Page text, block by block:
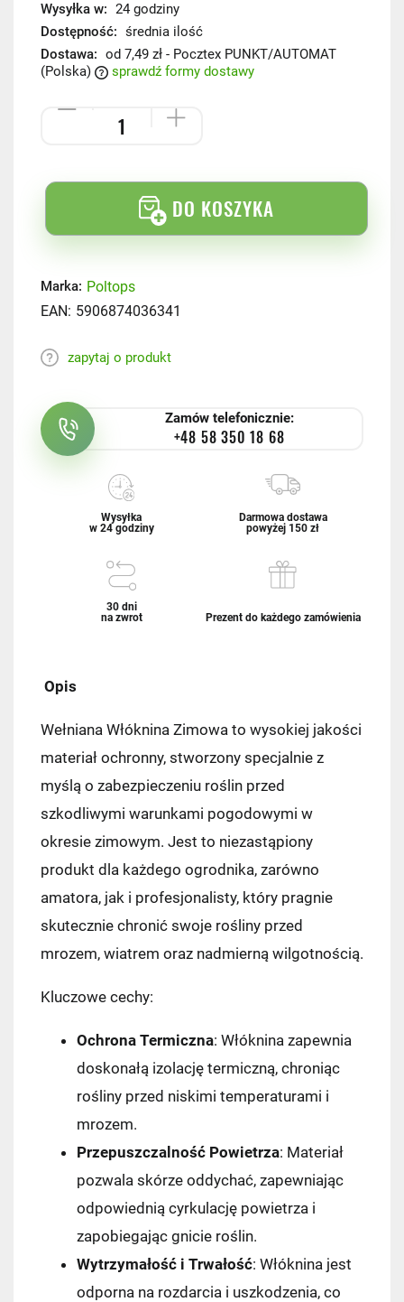
Wysyłka w: 24 godziny
Dostępność: średnia ilość
Dostawa: od 7,49 zł - Pocztex PUNKT/AUTOMAT
(Polska)
sprawdź formy dostawy
DO KOSZYKA
Marka: Poltops
EAN: 5906874036341
zapytaj o produkt
Zamów telefonicznie:
+48 58 350 18 68
Wysyłka
w 24 godziny
Darmowa dostawa
powyżej 150 zł
30 dni
na zwrot
Prezent do każdego zamówienia
Opis
Wełniana Włóknina Zimowa to wysokiej jakości
materiał ochronny, stworzony specjalnie z
myślą o zabezpieczeniu roślin przed
szkodliwymi warunkami pogodowymi w
okresie zimowym. Jest to niezastąpiony
produkt dla każdego ogrodnika, zarówno
amatora, jak i profesjonalisty, który pragnie
skutecznie chronić swoje rośliny przed
mrozem, wiatrem oraz nadmierną wilgotnością.
Kluczowe cechy:
Ochrona Termiczna: Włóknina zapewnia
doskonałą izolację termiczną, chroniąc
rośliny przed niskimi temperaturami i
mrozem.
Przepuszczalność Powietrza: Materiał
pozwala skórze oddychać, zapewniając
odpowiednią cyrkulację powietrza i
zapobiegając gnicie roślin.
Wytrzymałość i Trwałość: Włóknina jest
odporna na rozdarcia i uszkodzenia, co